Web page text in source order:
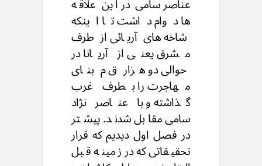
ها دوام داشت تا اینکه
شاخه های آریائی از طرف
مشرق یعنی از آریانا در
حوالی دو هزار ق م بنای
مهاجرت را بطرف غرب
گذاشته و با عناصر نژاد
سامی مقابل شدند. پیشتر
در فصل اول دیدیم که قرار
تحقیقاتی که در زمینه قبل